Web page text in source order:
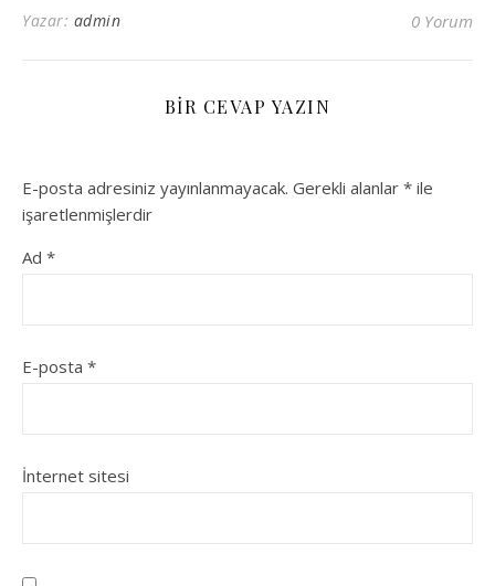
Yazar: admin 0 Yorum
BIR CEVAP YAZIN
E-posta adresiniz yayınlanmayacak. Gerekli alanlar * ile
işaretlenmişlerdir
Ad *
E-posta *
İnternet sitesi